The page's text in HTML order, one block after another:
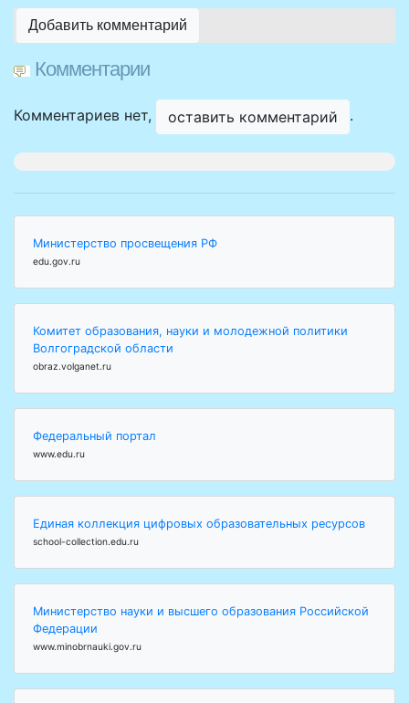
Добавить комментарий
Комментарии
Комментариев нет, оставить комментарий .
Министерство просвещения РФ
edu.gov.ru
Комитет образования, науки и молодежной политики
Волгоградской области
obraz.volganet.ru
Федеральный портал
www.edu.ru
Единая коллекция цифровых образовательных ресурсов
school-collection.edu.ru
Министерство науки и высшего образования Российской
Федерации
www.minobrnauki.gov.ru